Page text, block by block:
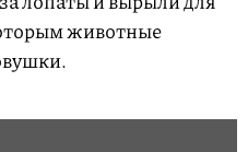
животные